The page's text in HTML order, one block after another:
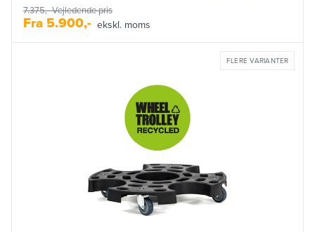
7.375,-Vejledende pris
Fra 5.900,- ekskl. moms
FLERE VARIANTER